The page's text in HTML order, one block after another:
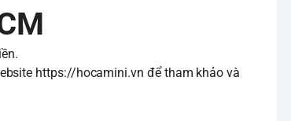
https://hocamini.vn để tham khảo và